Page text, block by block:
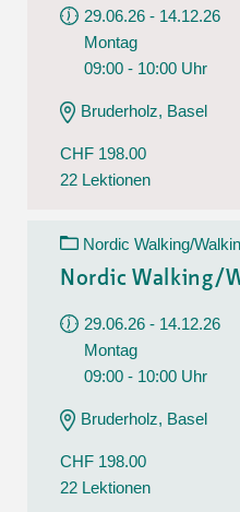
29.06.26 - 14.12.26
Montag
09:00 - 10:00 Uhr
Bruderholz, Basel
CHF 198.00
22 Lektionen
Nordic Walking/
Nordic Walking/
29.06.26 - 14.12.26
Montag
09:00 - 10:00 Uhr
Bruderholz, Basel
CHF 198.00
22 Lektionen